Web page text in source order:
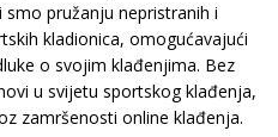
smo pružanju nepristranih i
kladionica, omogućavajući
o svojim klađenjima. Bez
u svijetu sportskog klađenja,
zamršenosti online klađenja.